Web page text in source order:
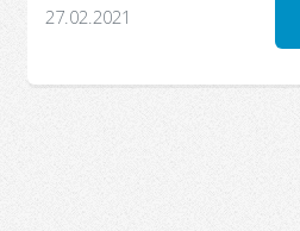
27.02.2021